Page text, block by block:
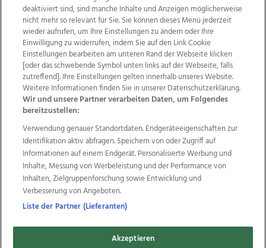
Wir über uns Mediadaten Kontakt
Jobs
Datenschutz
Impressum
AGB Anzeigekunden
AGB Website
Ehrenkodex Politische Werbung
Weitere Angebote des Medienhauses Wimmer
TV1 di-mog-i.at OÖNow
Ischler Woche
Life Radio
OÖNachrichten
OÖN Immobilien
OÖN Karriere
OÖN Reise
Promenaden Galerien
Regionaljobs
wasistlos.at
Copyrights © 2026 Tips Zeitungs GmbH & Co KG
deaktiviert sind, sind manche Inhalte und Anzeigen möglicherweise
nicht mehr so relevant für Sie. Sie können dieses Menü jederzeit
wieder aufrufen, um Ihre Einstellungen zu ändern oder Ihre
Einwilligung zu widerrufen, indem Sie auf den Link Cookie
Einstellungen bearbeiten am unteren Rand der Webseite klicken
[oder das schwebende Symbol unten links auf der Webseite, falls
zutreffend]. Ihre Einstellungen gelten innerhalb unseres Website.
Weitere Informationen finden Sie in unserer Datenschutzerklärung.
Wir und unsere Partner verarbeiten Daten, um Folgendes
bereitzustellen:
Verwendung genauer Standortdaten. Endgeräteeigenschaften zur
Identifikation aktiv abfragen. Speichern von oder Zugriff auf
Informationen auf einem Endgerät. Personalisierte Werbung und
Inhalte, Messung von Werbeleistung und der Performance von
Inhalten, Zielgruppenforschung sowie Entwicklung und
Verbesserung von Angeboten.
Liste der Partner (Lieferanten)
Akzeptieren